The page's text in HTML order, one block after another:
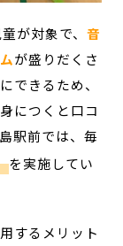
が対象で、音
が盛りだくさ
できるため、
につくと口コ
駅前では、毎
を実施してい
するメリット